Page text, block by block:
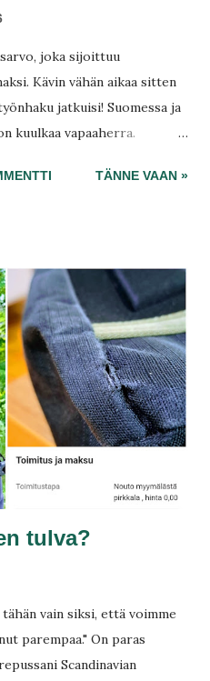
joka sijoittuu
Kävin vähän aikaa sitten
jatkuisi! Suomessa ja
kuulkaa vapaaherra.
toistaa samoja kuin joskus
TÄNNE VAAN »
tulva?
vain siksi, että voimme
parempaa." On paras
Scandinavian